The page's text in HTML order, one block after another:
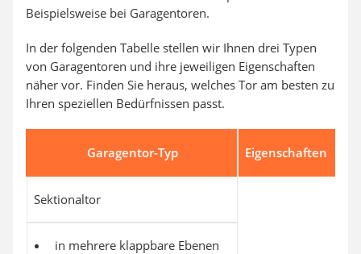
Beispielsweise bei Garagentoren.
In der folgenden Tabelle stellen wir Ihnen drei Typen
von Garagentoren und ihre jeweiligen Eigenschaften
näher vor. Finden Sie heraus, welches Tor am besten zu
Ihren speziellen Bedürfnissen passt.
Garagentor-Typ Eigenschaften
Sektionaltor
in mehrere klappbare Ebenen